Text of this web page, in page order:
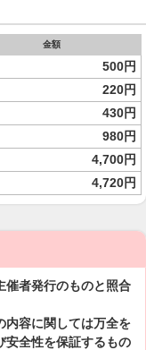
金額
500円
220円
430円
980円
4,700円
4,720円
催者発行のものと照合
内容に関しては万全を
安全性を保証するもの